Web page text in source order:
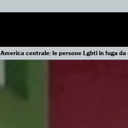
America centrale: le persone Lgbti in fuga